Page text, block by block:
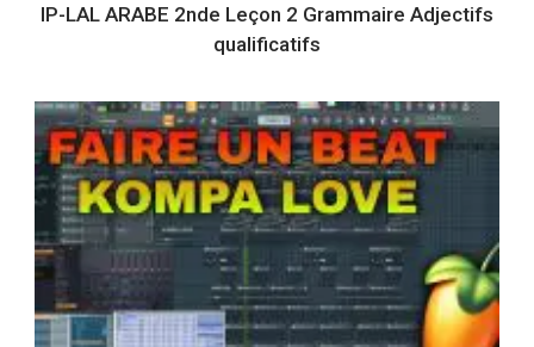
IP-LAL ARABE 2nde Leçon 2 Grammaire Adjectifs
qualificatifs